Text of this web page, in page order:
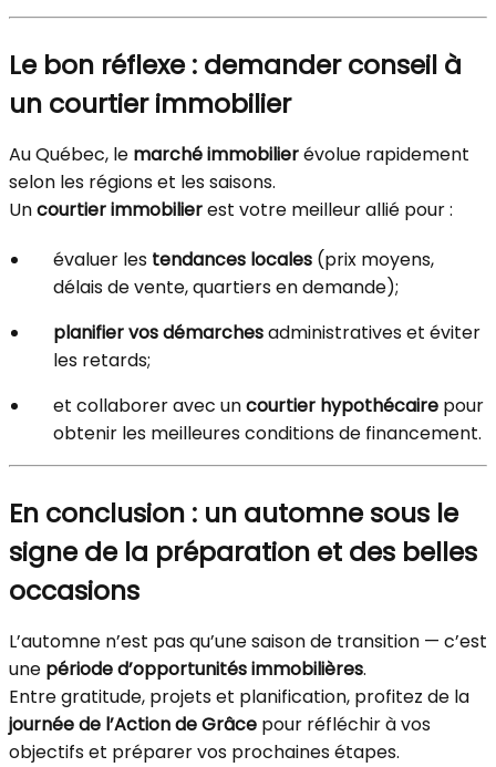
Le bon réflexe : demander conseil à
un courtier immobilier
Au Québec, le marché immobilierévolue rapidement
selon les régions et les saisons.
Uncourtier immobilierest votre meilleur allié pour :
évaluer les tendances locales (prix moyens,
délais de vente, quartiers en demande);
planifier vos démarchesadministratives et éviter
les retards;
et collaborer avec uncourtier hypothécaire pour
obtenir les meilleures conditions de financement.
En conclusion : un automne sous le
signe de la préparation et des belles
occasions
L’automne n’est pas qu’une saison de transition — c’est
une période d’opportunités immobilières.
Entre gratitude, projets et planification, profitez de la
journée de l’Action de Grâce pour réfléchir à vos
objectifs et préparer vos prochaines étapes.